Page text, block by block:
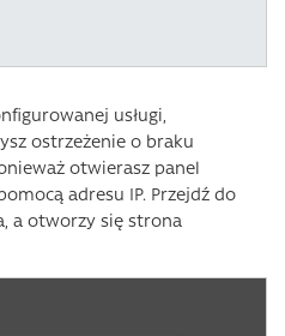
usługi,
ostrzeżenie o braku
otwierasz panel
adresu IP. Przejdź do
a otworzy się strona